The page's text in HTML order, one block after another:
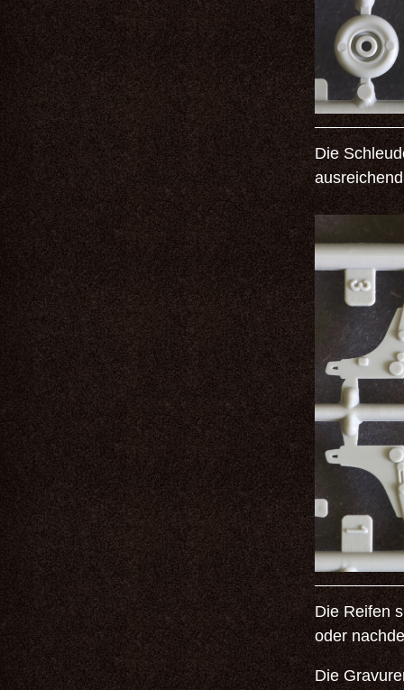
Die
Die Reifen
oder
Die